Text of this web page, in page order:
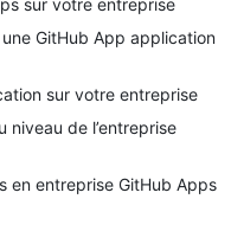
sur votre entreprise
GitHub App application
sur votre entreprise
niveau de l’entreprise
en entreprise GitHub Apps